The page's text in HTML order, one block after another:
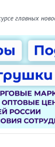
главных